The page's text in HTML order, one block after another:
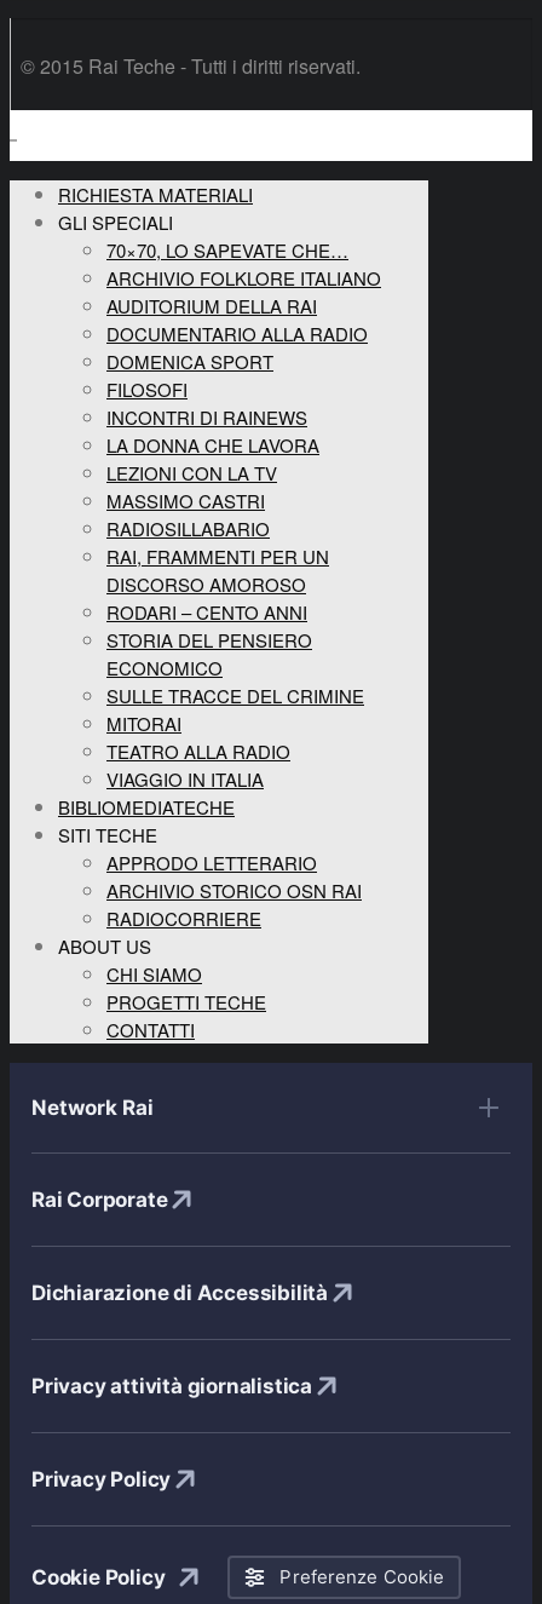
© 2015 Rai Teche - Tutti i diritti riservati.
RICHIESTA MATERIALI
GLI SPECIALI
70×70, LO SAPEVATE CHE…
ARCHIVIO FOLKLORE ITALIANO
AUDITORIUM DELLA RAI
DOCUMENTARIO ALLA RADIO
DOMENICA SPORT
FILOSOFI
INCONTRI DI RAINEWS
LA DONNA CHE LAVORA
LEZIONI CON LA TV
MASSIMO CASTRI
RADIOSILLABARIO
RAI, FRAMMENTI PER UN
DISCORSO AMOROSO
RODARI – CENTO ANNI
STORIA DEL PENSIERO
ECONOMICO
SULLE TRACCE DEL CRIMINE
MITORAI
TEATRO ALLA RADIO
VIAGGIO IN ITALIA
BIBLIOMEDIATECHE
SITI TECHE
APPRODO LETTERARIO
ARCHIVIO STORICO OSN RAI
RADIOCORRIERE
ABOUT US
CHI SIAMO
PROGETTI TECHE
CONTATTI